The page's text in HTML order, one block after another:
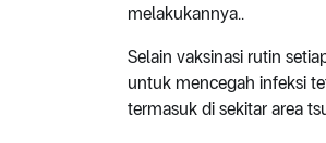
melakukannya..
Selain vaksinasi rutin
untuk mencegah infeksi
termasuk di sekitar area